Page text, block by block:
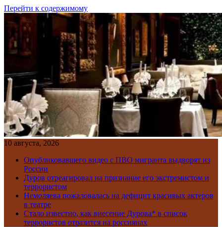
Перейти к содержимому
10 августа, 2026
Опубликовавшего видео с ПВО мигранта выдворят из
России
Дуров отреагировал на признание его экстремистом и
террористом
Немоляева пожаловалась на дефицит красивых актеров
в театре
Стало известно, как внесение Дурова* в список
террористов отразится на россиянах